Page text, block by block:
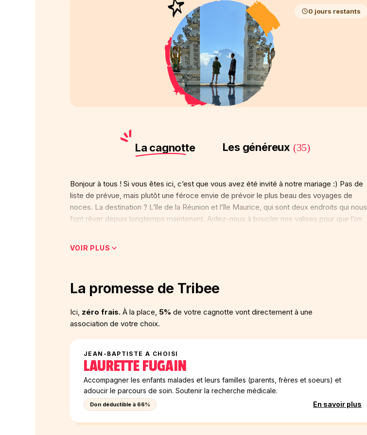
0 jours restants
La cagnotte Les généreux (35)
Bonjour à tous ! Si vous êtes ici, c’est que vous avez été invité à notre mariage :) Pas de
liste de prévue, mais plutôt une féroce envie de prévoir le plus beau des voyages de
noces. La destination ? L’île de la Réunion et l’île Maurice, qui sont deux endroits qui nous
font rêver depuis longtemps maintenant. Aidez-nous à boucler nos valises pour que l’on
VOIR PLUS
La promesse de Tribee
Ici, zéro frais. À la place, 5% de votre cagnotte vont directement à une
association de votre choix.
JEAN-BAPTISTE A CHOISI
LAURETTE FUGAIN
Accompagner les enfants malades et leurs familles (parents, frères et soeurs) et
adoucir le parcours de soin. Soutenir la recherche médicale.
Don déductible à 66% En savoir plus